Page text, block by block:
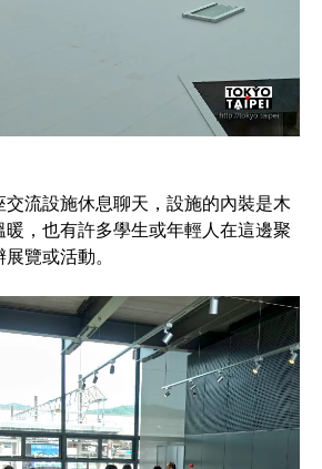
流設施休息聊天，設施的內裝是木
，也有許多學生或年輕人在這邊聚
覽或活動。